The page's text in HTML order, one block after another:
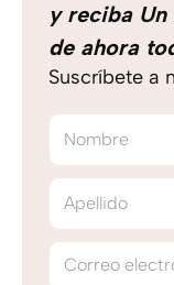
y reciba
de ahora
Suscríbete a
Nombre
Apellido
Correo